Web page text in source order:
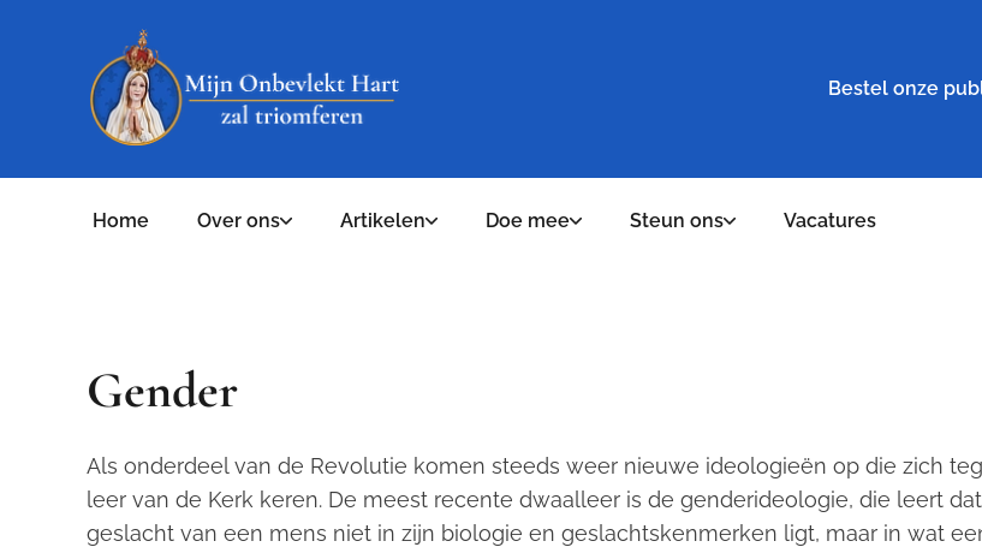
Bestel onze
Home Over ons Artikelen Doe mee Steun ons Vacatures
Gender
Als onderdeel van de Revolutie komen steeds weer nieuwe ideologieën op die zich
leer van de Kerk keren. De meest recente dwaalleer is de genderideologie, die leert
geslacht van een mens niet in zijn biologie en geslachtskenmerken ligt, maar in wat